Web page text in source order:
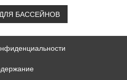
БАССЕЙНОВ